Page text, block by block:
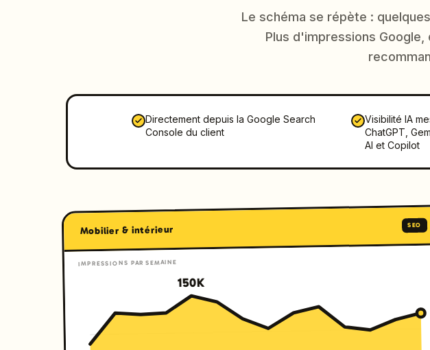
Le schéma se répète :
Plus d'impressions
Directement depuis la Google Search
Console du client
Visibilité IA
ChatGPT,
AI et Copilot
Mobilier & intérieur SEO
IMPRESSIONS PAR SEMAINE
150K